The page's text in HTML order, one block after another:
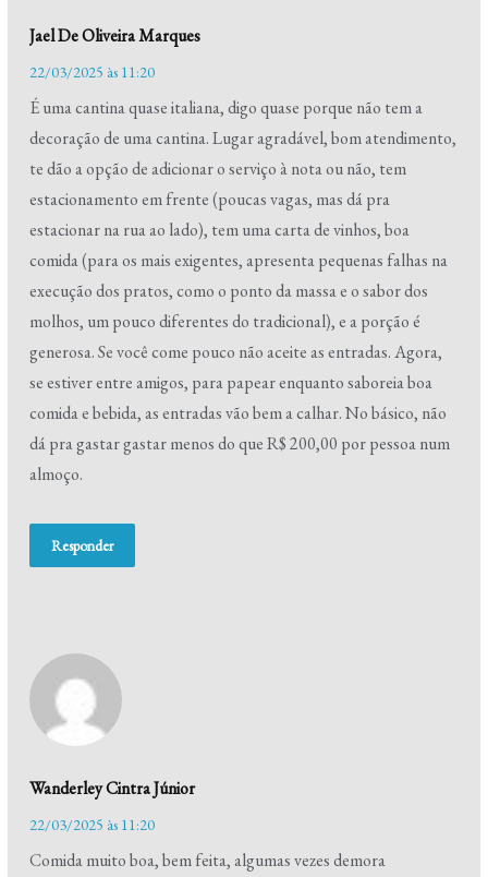
Jael De Oliveira Marques
22/03/2025 às 11:20
É uma cantina quase italiana, digo quase porque não tem a
decoração de uma cantina. Lugar agradável, bom atendimento,
te dão a opção de adicionar o serviço à nota ou não, tem
estacionamento em frente (poucas vagas, mas dá pra
estacionar na rua ao lado), tem uma carta de vinhos, boa
comida (para os mais exigentes, apresenta pequenas falhas na
execução dos pratos, como o ponto da massa e o sabor dos
molhos, um pouco diferentes do tradicional), e a porção é
generosa. Se você come pouco não aceite as entradas. Agora,
se estiver entre amigos, para papear enquanto saboreia boa
comida e bebida, as entradas vão bem a calhar. No básico, não
dá pra gastar gastar menos do que R$ 200,00 por pessoa num
almoço.
Responder
Wanderley Cintra Júnior
22/03/2025 às 11:20
Comida muito boa, bem feita, algumas vezes demora